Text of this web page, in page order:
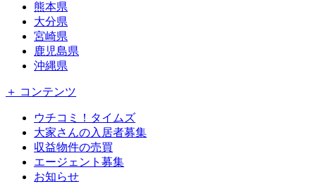
熊本県
大分県
宮崎県
鹿児島県
沖縄県
＋ コンテンツ
ウチコミ！タイムズ
大家さんの入居者募集
収益物件の売買
エージェント募集
お知らせ